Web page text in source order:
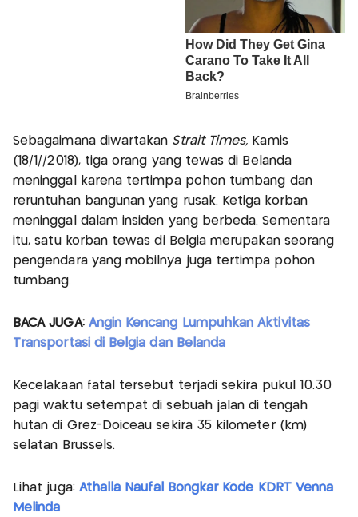
Sebagaimana diwartakan Strait Times, Kamis
(18/1//2018), tiga orang yang tewas di Belanda
meninggal karena tertimpa pohon tumbang dan
reruntuhan bangunan yang rusak. Ketiga korban
meninggal dalam insiden yang berbeda. Sementara
itu, satu korban tewas di Belgia merupakan seorang
pengendara yang mobilnya juga tertimpa pohon
tumbang.
BACA JUGA: Angin Kencang Lumpuhkan Aktivitas
Transportasi di Belgia dan Belanda
Kecelakaan fatal tersebut terjadi sekira pukul 10.30
pagi waktu setempat di sebuah jalan di tengah
hutan di Grez-Doiceau sekira 35 kilometer (km)
selatan Brussels.
Lihat juga: Athalla Naufal Bongkar Kode KDRT Venna
Melinda